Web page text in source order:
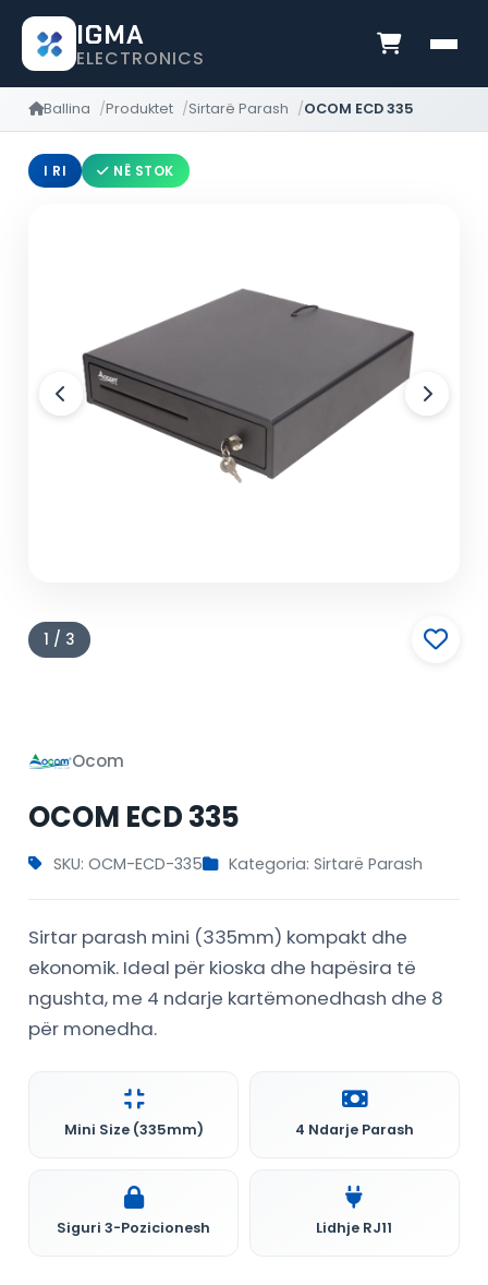
IGMA
ELECTRONICS
Ballina Produktet Sirtarë Parash OCOM ECD 335
I RI NË STOK
1 / 3
Ocom
OCOM ECD 335
SKU: OCM-ECD-335 Kategoria: Sirtarë Parash
Sirtar parash mini (335mm) kompakt dhe
ekonomik. Ideal për kioska dhe hapësira të
ngushta, me 4 ndarje kartëmonedhash dhe 8
për monedha.
Mini Size (335mm) 4 Ndarje Parash
Siguri 3-Pozicionesh Lidhje RJ11